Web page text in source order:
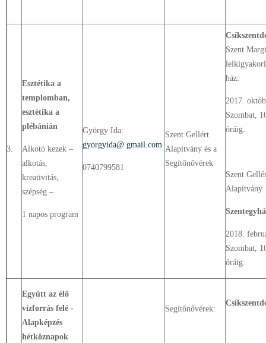
3.
Esztétika a
templomban,
esztétika a
plébánián
Alkotó kezek –
alkotás,
kreativitás,
szépség –
1 napos program
György Ida:
gyorgyida@ gmail.com
0740799581
Szent Gellért
Alapítvány és a
Segítőnővérek
Szent
ház:
2017.
Szombat,
óráig.
Szent
Alapítvány
2018.
Szombat,
óráig.
Együtt az élő
vízforrás felé -
Alapképzés
hétköznapok
Segítőnővérek: